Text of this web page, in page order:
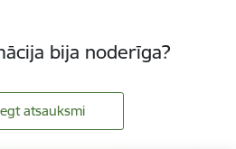
bija noderīga?
atsauksmi